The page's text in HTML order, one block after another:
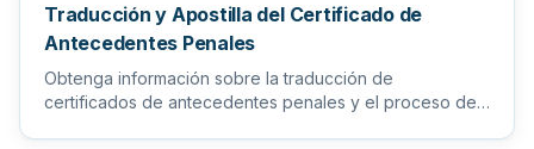
Traducción y Apostilla del Certificado de
Antecedentes Penales
Obtenga información sobre la traducción de
certificados de antecedentes penales y el proceso de